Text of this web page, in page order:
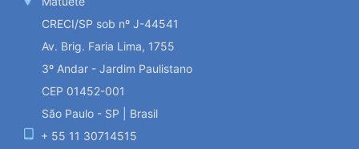
CRECI/SP sob nº J-44541
Av. Brig. Faria Lima, 1755
3º Andar - Jardim Paulistano
CEP 01452-001
São Paulo - SP | Brasil
+ 55 11 30714515